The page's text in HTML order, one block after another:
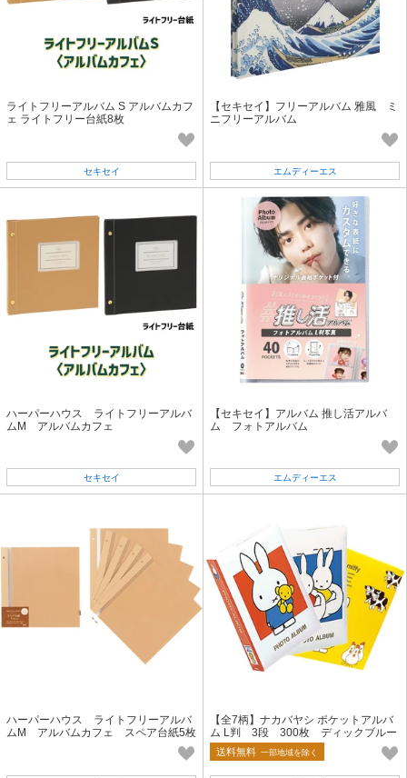
ライトフリーアルバム S アルバムカフ
ェ ライトフリー台紙8枚
セキセイ
【セキセイ】フリーアルバム 雅風 ミ
ニフリーアルバム
エムディーエス
ハーパーハウス ライトフリーアルバ
ムM アルバムカフェ
セキセイ
【セキセイ】アルバム 推し活アルバ
ム フォトアルバム
エムディーエス
ハーパーハウス ライトフリーアルバ
ムM アルバムカフェ スペア台紙5枚
【全7柄】ナカバヤシ ポケットアルバ
ム L判 3段 300枚 ディックブルー
ナ フォトアルバム
送料無料 一部地域を除く